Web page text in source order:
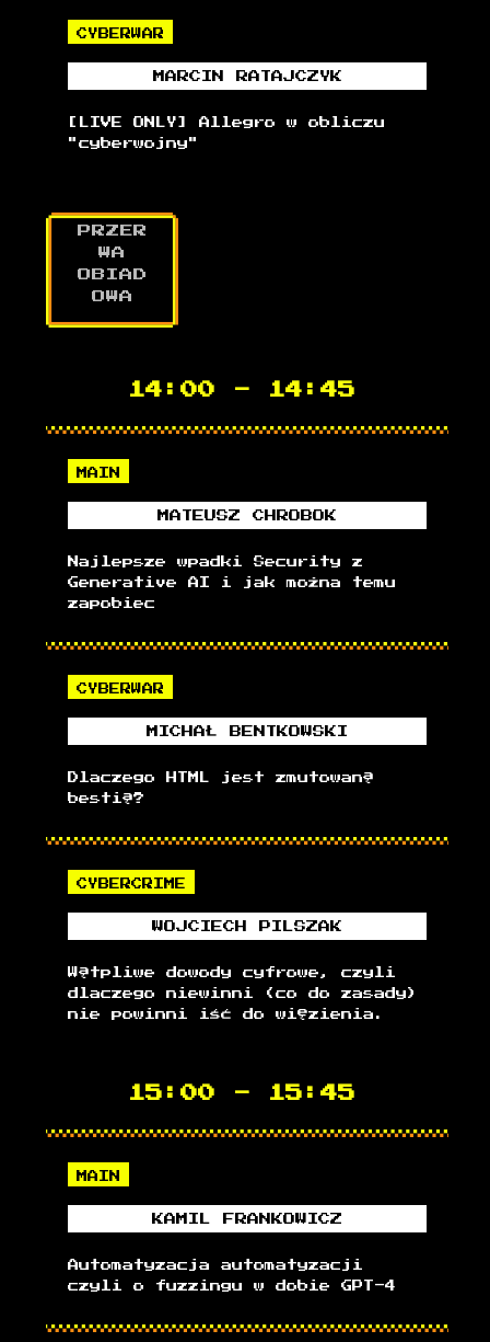
CYBERWAR
[LIVE ONLY] Allegro w obliczu
"cyberwojny"
MARCIN RATAJCZYK
PRZER
WA
OBIAD
OWA
14:00 - 14:45
MAIN
Najlepsze wpadki Security z
Generative AI i jak można temu
zapobiec
MATEUSZ CHROBOK
CYBERWAR
Dlaczego HTML jest zmutowaną
bestią?
MICHAŁ BENTKOWSKI
CYBERCRIME
Wątpliwe dowody cyfrowe, czyli
dlaczego niewinni (co do zasady)
nie powinni iść do więzienia.
WOJCIECH PILSZAK
15:00 - 15:45
MAIN
Automatyzacja automatyzacji
czyli o fuzzingu w dobie GPT-4
KAMIL FRANKOWICZ